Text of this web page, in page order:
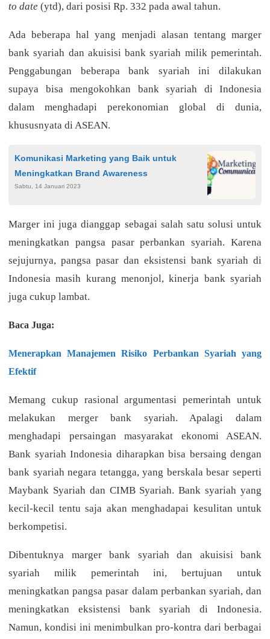
to date (ytd), dari posisi Rp. 332 pada awal tahun.
Ada beberapa hal yang menjadi alasan tentang marger
bank syariah dan akuisisi bank syariah milik pemerintah.
Penggabungan beberapa bank syariah ini dilakukan
supaya bisa mengokohkan bank syariah di Indonesia
dalam menghadapi perekonomian global di dunia,
khususnyata di ASEAN.
Komunikasi Marketing yang Baik untuk
Meningkatkan Brand Awareness
Sabtu, 14 Januari 2023
Marger ini juga dianggap sebagai salah satu solusi untuk
meningkatkan pangsa pasar perbankan syariah. Karena
sejujurnya, pangsa pasar dan eksistensi bank syariah di
Indonesia masih kurang menonjol, kinerja bank syariah
juga cukup lambat.
Baca Juga:
Menerapkan Manajemen Risiko Perbankan Syariah yang
Efektif
Memang cukup rasional argumentasi pemerintah untuk
melakukan merger bank syariah. Apalagi dalam
menghadapi persaingan masyarakat ekonomi ASEAN.
Bank syariah Indonesia diharapkan bisa bersaing dengan
bank syariah negara tetangga, yang berskala besar seperti
Maybank Syariah dan CIMB Syariah. Bank syariah yang
kecil-kecil tentu saja akan menghadapai kesulitan untuk
berkompetisi.
Dibentuknya marger bank syariah dan akuisisi bank
syariah milik pemerintah ini, bertujuan untuk
meningkatkan pangsa pasar dalam perbankan syariah, dan
meningkatkan eksistensi bank syariah di Indonesia.
Namun, kondisi ini menimbulkan pro-kontra dari berbagai